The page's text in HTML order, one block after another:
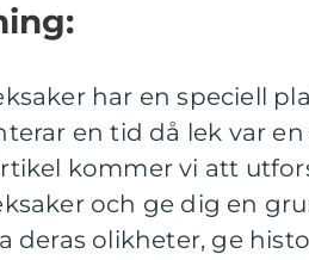
har en speciell
en tid då lek var
kommer vi att
och ge dig en
deras olikheter, ge